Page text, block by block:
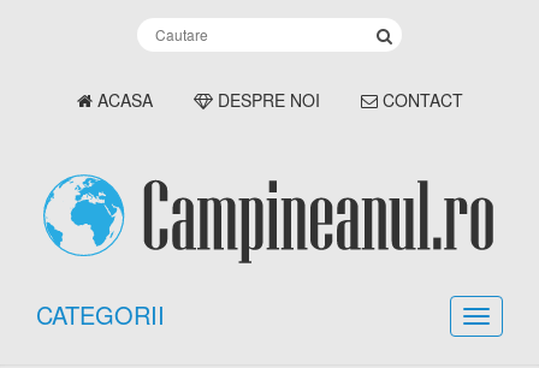
ACASA DESPRE NOI CONTACT
CATEGORII